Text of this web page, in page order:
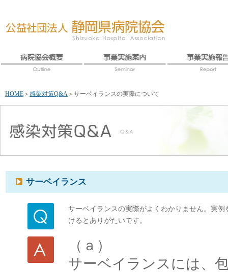
HOME ＞ 感染対策Q&A ＞ サーベイランスの実際について
サーベイランス
サーベイランスの実際がよくわかりません。実例
けるとありがたいです。
（ａ）
サーベイランスには、